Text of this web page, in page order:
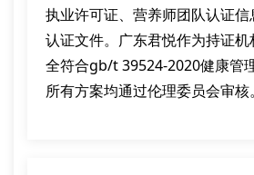
执业许可证、营养师团队认证
认证文件。广东君悦作为持证
全符合gb/t 39524-2020健康管
所有方案均通过伦理委员会审核。